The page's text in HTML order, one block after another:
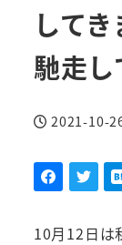
して
馳走し
投稿日
2021-10-
10月12日は